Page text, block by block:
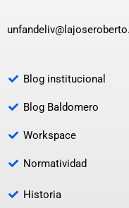
Blog institucional
Blog Baldomero
Workspace
Normatividad
Historia